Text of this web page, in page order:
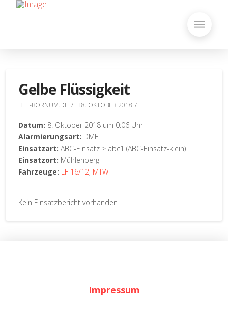
Gelbe Flüssigkeit
FF-BORNUM.DE 8. OKTOBER 2018
Datum: 8. Oktober 2018 um 0:06 Uhr
Alarmierungsart: DME
Einsatzart: ABC-Einsatz > abc1 (ABC-Einsatz-klein)
Einsatzort: Mühlenberg
Fahrzeuge: LF 16/12, MTW
Kein Einsatzbericht vorhanden
Impressum